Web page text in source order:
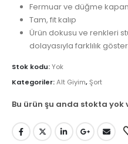
Fermuar ve düğme
Tam, fit kalıp
Ürün dokusu ve renkleri
dolayasıyla farklılık
Stok kodu:Yok
Kategoriler:Alt Giyim,Şort
Bu ürün şu anda stokta yok